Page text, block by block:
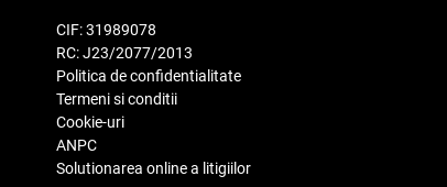
CIF: 31989078
RC: J23/2077/2013
Politica de confidentialitate
Termeni si conditii
Cookie-uri
ANPC
Solutionarea online a litigiilor